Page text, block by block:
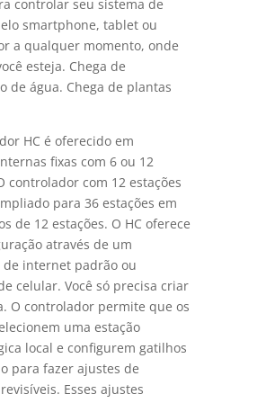
controlar seu sistema de
smartphone, tablet ou
a qualquer momento, onde
esteja. Chega de
de água. Chega de plantas
HC é oferecido em
fixas com 6 ou 12
controlador com 12 estações
para 36 estações em
de 12 estações. O HC oferece
através de um
de internet padrão ou
celular. Você só precisa criar
O controlador permite que os
uma estação
local e configurem gatilhos
para fazer ajustes de
Esses ajustes